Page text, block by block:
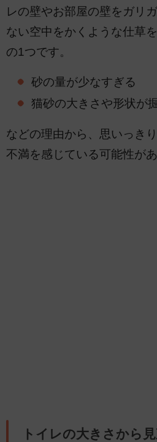
レの壁やお部屋の壁をガリ
ない空中をかくような仕草
の1つです。
砂の量が少なすぎる
猫砂の大きさや形状が
などの理由から、思いっき
不満を感じている可能性があ
トイレの大きさから